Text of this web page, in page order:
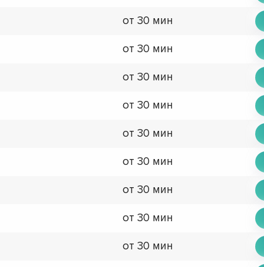
от 30 мин
от 30 мин
от 30 мин
от 30 мин
от 30 мин
от 30 мин
от 30 мин
от 30 мин
от 30 мин